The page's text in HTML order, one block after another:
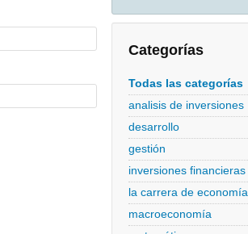
Categorías
Todas las categorías
analisis de inversiones
desarrollo
gestión
inversiones financieras
la carrera de economía
macroeconomía